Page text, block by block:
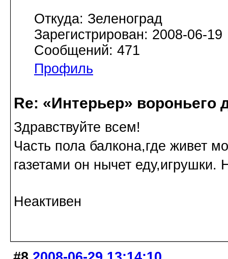
Откуда: Зеленоград
Зарегистрирован: 2008-06-19
Сообщений: 471
Профиль
Re: «Интерьер» вороньего
Здравствуйте всем!
Часть пола балкона,где живет
газетами он нычет
Неактивен